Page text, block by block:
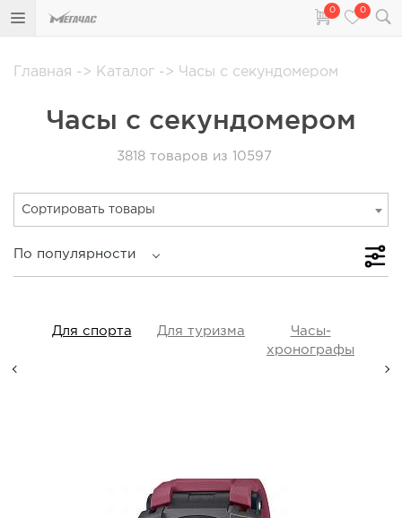
0 0
Главная -> Каталог -> Часы с секундомером
Часы с секундомером
3818товаров из 10597
Сортировать товары
По популярности
Для спорта Для туризма
Часы-
хронографы